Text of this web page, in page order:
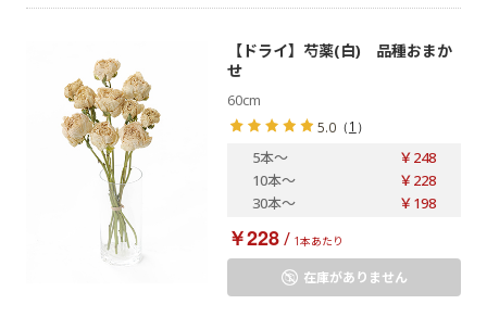
【ドライ】芍薬(白) 品種おまか
せ
60cm
5.0 （1 ）
5本～
￥248
10本～
￥228
30本～ ￥198
￥228/ 1本あたり
在庫がありません